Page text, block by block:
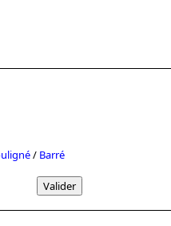
/ Barré